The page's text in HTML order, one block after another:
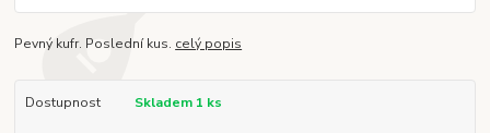
Pevný kufr. Poslední kus. celý popis
Dostupnost Skladem 1 ks